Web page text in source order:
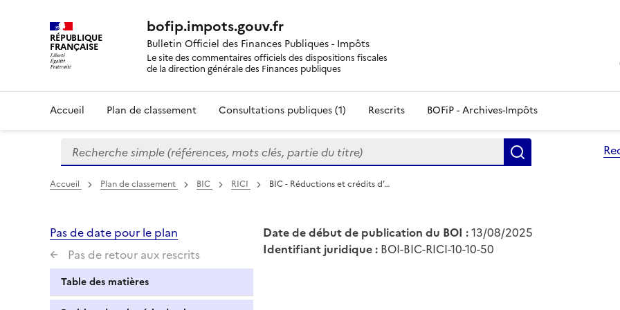
RÉPUBLIQUE
FRANÇAISE
bofip.impots.gouv.fr
Bulletin Officiel des Finances Publiques - Impôts
Le site des commentaires officiels des dispositions fiscales
de la direction générale des Finances publiques
Accueil Plan de classement Consultations publiques (1) Rescrits BOFiP - Archives-Impôts
Formulaire
de
recherche
Recherche simple (références, mots clés, partie du titre)
Accueil Plan de classement BIC RICI BIC - Réductions et crédits d’…
Pas de date pour le plan
Pas de retour aux rescrits
Table des matières
Date de début de publication du BOI :13/08/2025
Identifiant juridique : BOI-BIC-RICI-10-10-50